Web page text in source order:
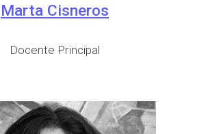
Marta Cisneros
Docente Principal